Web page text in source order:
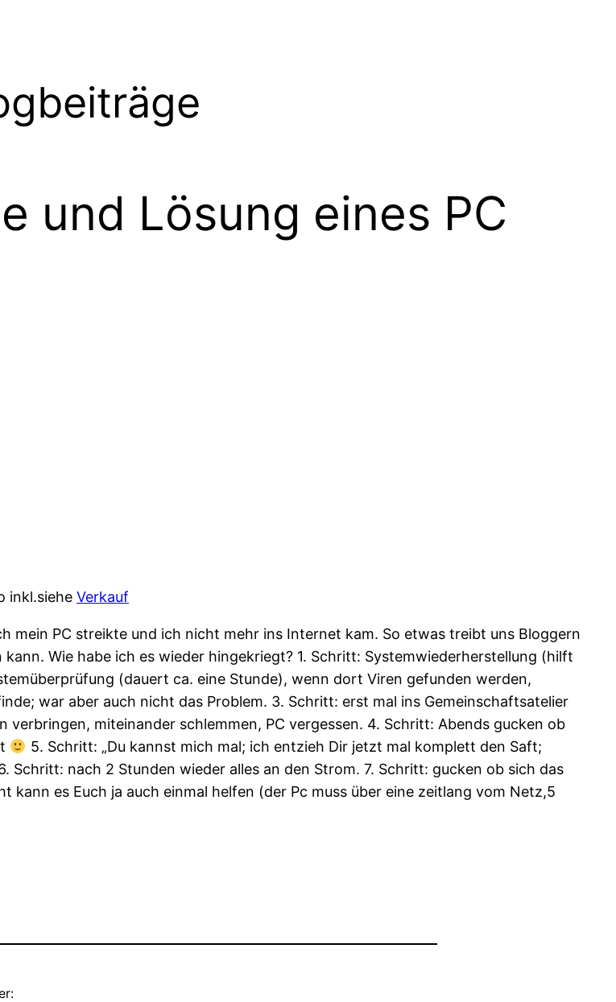
und Lösung eines PC
inkl.siehe Verkauf
mein PC streikte und ich nicht mehr ins Internet kam. So etwas treibt uns Bloggern
Wie habe ich es wieder hingekriegt? 1. Schritt: Systemwiederherstellung (hilft
(dauert ca. eine Stunde), wenn dort Viren gefunden werden,
war aber auch nicht das Problem. 3. Schritt: erst mal ins Gemeinschaftsatelier
miteinander schlemmen, PC vergessen. 4. Schritt: Abends gucken ob
5. Schritt: „Du kannst mich mal; ich entzieh Dir jetzt mal komplett den Saft;
Schritt: nach 2 Stunden wieder alles an den Strom. 7. Schritt: gucken ob sich das
es Euch ja auch einmal helfen (der Pc muss über eine zeitlang vom Netz,5